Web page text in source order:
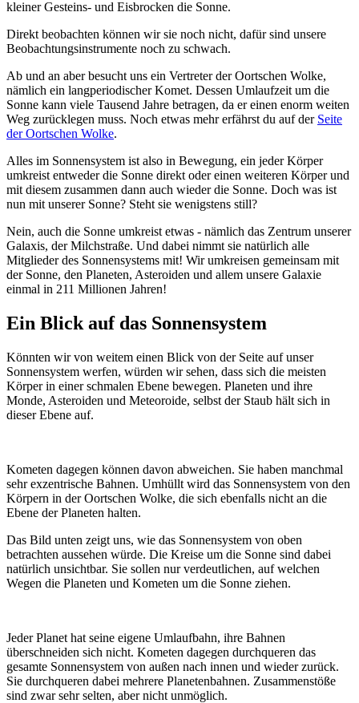
kleiner Gesteins- und Eisbrocken die Sonne.
Direkt beobachten können wir sie noch nicht, dafür sind unsere
Beobachtungsinstrumente noch zu schwach.
Ab und an aber besucht uns ein Vertreter der Oortschen Wolke,
nämlich ein langperiodischer Komet. Dessen Umlaufzeit um die
Sonne kann viele Tausend Jahre betragen, da er einen enorm weiten
Weg zurücklegen muss. Noch etwas mehr erfährst du auf der Seite
der Oortschen Wolke.
Alles im Sonnensystem ist also in Bewegung, ein jeder Körper
umkreist entweder die Sonne direkt oder einen weiteren Körper und
mit diesem zusammen dann auch wieder die Sonne. Doch was ist
nun mit unserer Sonne? Steht sie wenigstens still?
Nein, auch die Sonne umkreist etwas - nämlich das Zentrum unserer
Galaxis, der Milchstraße. Und dabei nimmt sie natürlich alle
Mitglieder des Sonnensystems mit! Wir umkreisen gemeinsam mit
der Sonne, den Planeten, Asteroiden und allem unsere Galaxie
einmal in 211 Millionen Jahren!
Ein Blick auf das Sonnensystem
Könnten wir von weitem einen Blick von der Seite auf unser
Sonnensystem werfen, würden wir sehen, dass sich die meisten
Körper in einer schmalen Ebene bewegen. Planeten und ihre
Monde, Asteroiden und Meteoroide, selbst der Staub hält sich in
dieser Ebene auf.
Kometen dagegen können davon abweichen. Sie haben manchmal
sehr exzentrische Bahnen. Umhüllt wird das Sonnensystem von den
Körpern in der Oortschen Wolke, die sich ebenfalls nicht an die
Ebene der Planeten halten.
Das Bild unten zeigt uns, wie das Sonnensystem von oben
betrachten aussehen würde. Die Kreise um die Sonne sind dabei
natürlich unsichtbar. Sie sollen nur verdeutlichen, auf welchen
Wegen die Planeten und Kometen um die Sonne ziehen.
Jeder Planet hat seine eigene Umlaufbahn, ihre Bahnen
überschneiden sich nicht. Kometen dagegen durchqueren das
gesamte Sonnensystem von außen nach innen und wieder zurück.
Sie durchqueren dabei mehrere Planetenbahnen. Zusammenstöße
sind zwar sehr selten, aber nicht unmöglich.